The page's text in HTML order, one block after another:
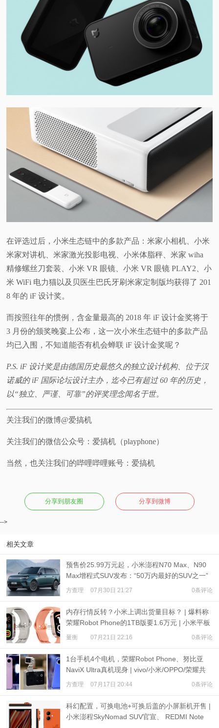
在评选过后，小米生态链中的多款产品：米家小相机、小米
米家对讲机、米家激光投影电视、小米体脂秤、米家 wiha
精修螺丝刀套装、小米 VR 眼镜、小米 VR 眼镜 PLAY2、小
米 WiFi 电力猫以及贝医生巴氏牙刷米家定制版均获得了 201
8 年的 iF 设计奖。
而按照往年的惯例，含金量最高的 2018 年 iF 设计金奖将于
3 月份的颁奖晚宴上公布，这一次小米生态链中的多款产品
均已入围，不知道能否有机会蝉联 iF 设计金奖呢？
P.S. iF 设计奖是由德国历史最悠久的独立设计机构、位于汉
诺威的 iF 国际论坛设计主办，迄今已有超过 60 年的历史，
以“独立、严谨、可靠”的评奖理念闻名于世。
关注我们的微博@爱搞机
关注我们的微信公众号：爱搞机（playphone）
当然，也关注我们的哔哩哔哩账号：爱搞机
分享到朋友圈 分享到微博
-->
相关文章
预售价25.99万元起，小米澎程N70 Max、N90
Max增程式SUV发布：“50万内最好的SUV之一”
方查理 07月30日 21:27 0条评论
内存行情反转？小米上调出货量目标？ | 爆料称
荣耀Robot Phone的1TB版要1.6万元 | 小米平板
9、REDMI Watch 6现身
量衡 07月21日 22:16 0条评论
1台手机4个电机，荣耀Robot Phone、努比亚
NaviX Ultra真机现身 | vivo/小米/OPPO/荣耀共
推公平内存机制
方查理 07月17日 20:44 0条评论
科幻配置，可换电池+可换后盖的小屏新机开售 |
小米澎程SkyNomad SUV官宣、 REDMI Note